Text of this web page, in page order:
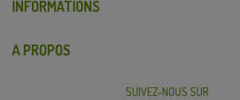
INFORMATIONS
A PROPOS
SUIVEZ-NOUS SUR